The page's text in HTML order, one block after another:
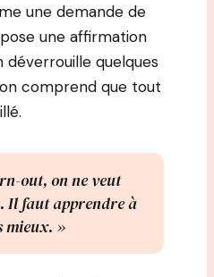
une demande de
une affirmation
déverrouille quelques
comprend que tout
out, on ne veut
Il faut apprendre à
mieux. »